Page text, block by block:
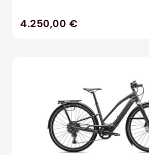
4.250,00 €